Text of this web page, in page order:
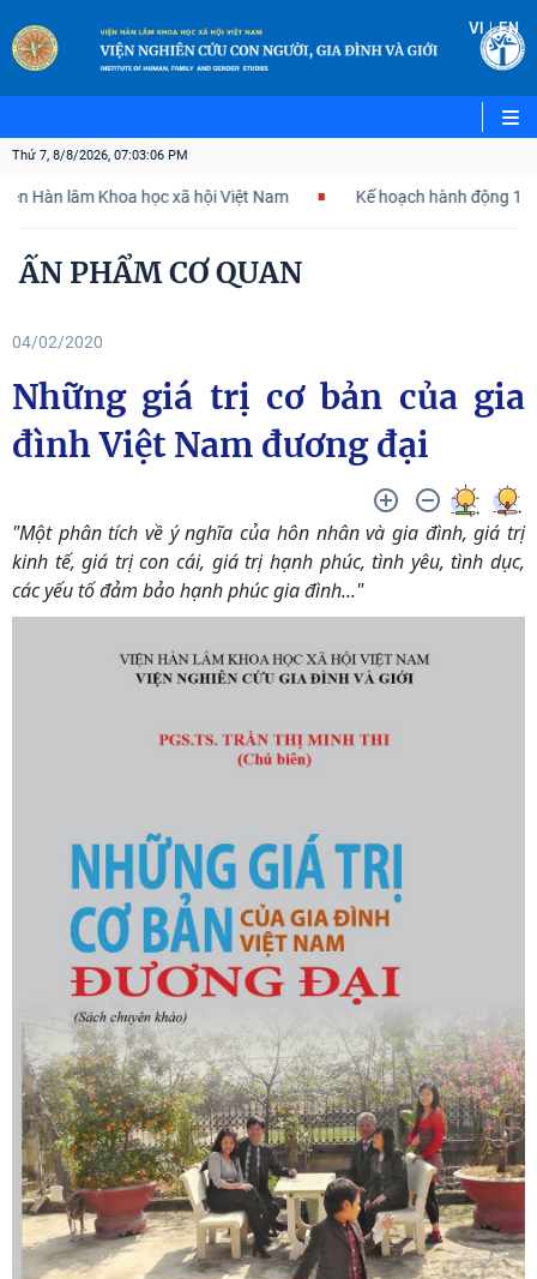
VI |EN
Thứ 7, 8/8/2026, 07:03:07 PM
lâm Khoa học xã hội Việt Nam Kế hoạch hành động 100
ẤN PHẨM CƠ QUAN
04/02/2020
Những giá trị cơ bản của gia
đình Việt Nam đương đại
"Một phân tích về ý nghĩa của hôn nhân và gia đình, giá trị
kinh tế, giá trị con cái, giá trị hạnh phúc, tình yêu, tình dục,
các yếu tố đảm bảo hạnh phúc gia đình..."